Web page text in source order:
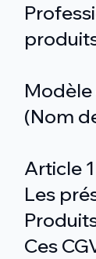
Modèle
(Nom
Article
Les
Ces